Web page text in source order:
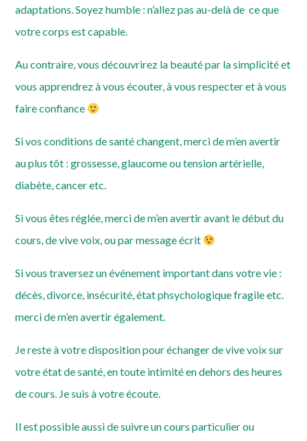
adaptations. Soyez humble : n’allez pas au-delà de ce que
votre corps est capable.
Au contraire, vous découvrirez la beauté par la simplicité et
vous apprendrez à vous écouter, à vous respecter et à vous
faire confiance
Si vos conditions de santé changent, merci de m’en avertir
au plus tôt : grossesse, glaucome ou tension artérielle,
diabète, cancer etc.
Si vous êtes réglée, merci de m’en avertir avant le début du
cours, de vive voix, ou par message écrit
Si vous traversez un événement important dans votre vie :
décès, divorce, insécurité, état phsychologique fragile etc.
merci de m’en avertir également.
Je reste à votre disposition pour échanger de vive voix sur
votre état de santé, en toute intimité en dehors des heures
de cours. Je suis à votre écoute.
Il est possible aussi de suivre un cours particulier ou